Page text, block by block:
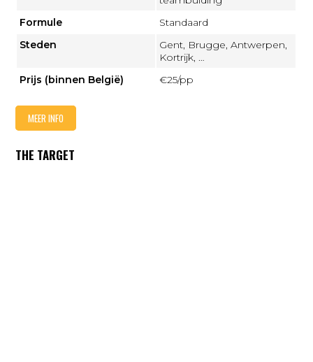
Formule
Standaard
Steden
Gent, Brugge, Antwerpen,
Kortrijk, …
Prijs (binnen België)
€25/pp
MEER INFO
THE TARGET